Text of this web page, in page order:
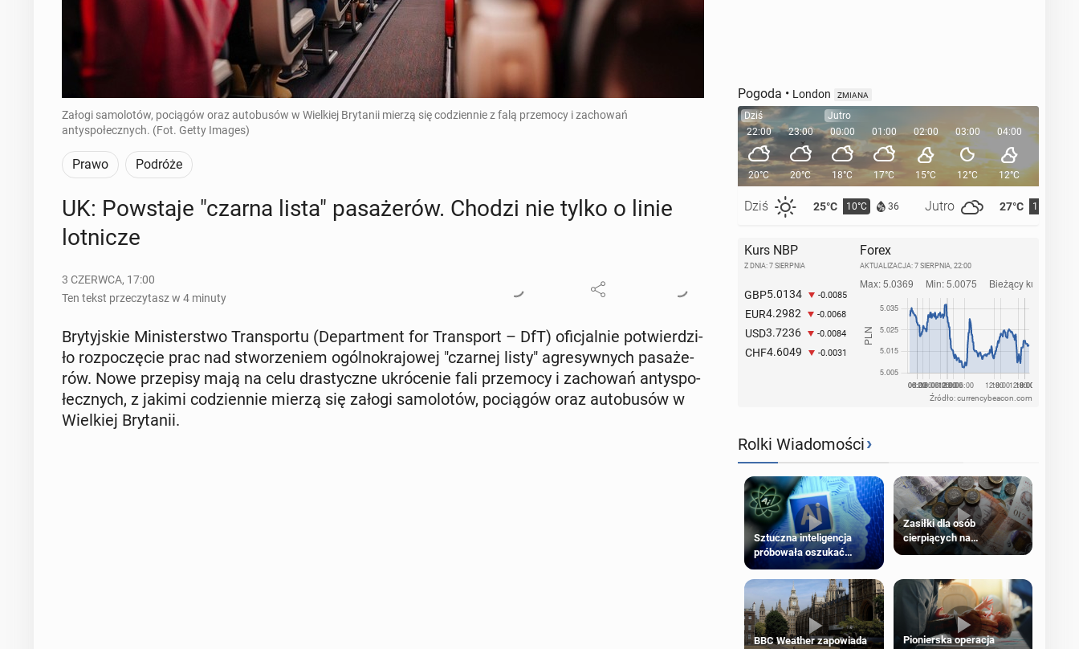
Załogi samolotów, pociągów oraz autobusów w Wielkiej Brytanii mierzą się codziennie z falą przemocy i zachowań
antyspołecznych. (Fot. Getty Images)
Prawo Podróże
UK: Po­wsta­je "czarna lista" pa­sa­że­rów. Chodzi nie tylko o linie
lot­ni­cze
3 CZERWCA, 17:00
Ten tekst przeczytasz w 4 minuty
Bry­tyj­skie Mi­ni­ster­stwo Trans­por­tu (De­part­ment for Trans­port – DfT) ofi­cjal­nie po­twier­dzi­
ło roz­po­czę­cie prac nad stwo­rze­niem ogól­no­kra­jo­wej "czarnej listy" agre­syw­nych pa­sa­że­
rów. Nowe prze­pi­sy mają na celu dra­stycz­ne ukró­ce­nie fali prze­mo­cy i za­cho­wań an­ty­spo­
łecz­nych, z jakimi co­dzien­nie mierzą się załogi sa­mo­lo­tów, po­cią­gów oraz au­to­bu­sów w
Wiel­kiej Bry­ta­nii.
Pogoda • London ZMIANA
Dziś
22:00
20°C
Dziś 25°C 10°C 36 Jutro 27°C 11°C
23:00
20°C
Jutro
00:00
18°C
01:00
17°C
02:00
15°C
03:00
12°C
04:00
12°C
05:00
Kurs NBP
Z DNIA: 7 SIERPNIA
GBP5.0134 -0.0085
EUR4.2982 -0.0068
USD3.7236 -0.0084
CHF4.6049 -0.0031
Forex
AKTUALIZACJA: 7 SIERPNIA, 22:00
Źródło: currencybeacon.com
Rolki Wiadomości›
Sztuczna inteligencja
próbowała oszukać
człowieka
Zasiłki dla osób
cierpiących na
schorzenia psychiczne
BBC Weather zapowiada
Pionierska operacja